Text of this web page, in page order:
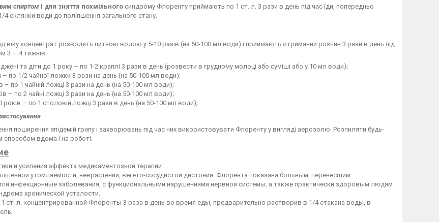
спиртом і для зняття похмільного синдрому Флоренту приймають по 1 ст. л. 3 рази в день під час їди, попередньо
склянки води до поліпшення загального стану.
віку концентрат розводять питною водою у 5-10 разів (на 50-100 мл води) і приймають отриманий розчин 3 рази в день під
3 — 4 тижнів:
та діти до 1 року – по 1-2 краплі 3 рази в день (розвести в грудному молоці або суміші або у 10 мл води);
– по 1/2 чайної ложки 3 рази на день (на 50-100 мл води);
– по 1 чайній ложці 3 рази на день (на 50-100 мл води);
– по 2 чайні ложці 3 рази на день (на 50-100 мл води);
років – по 1 столовій ложці 3 рази в день (на 50-100 мл води);.
поширення епідемій грипу і захворювань під час них використовувати Флоренту у вигляді аерозолю. Розпиляти будь-
способом вдома і на роботі.
и усиления эффекта медикаментозной терапии:
утомляемости, неврастении, вегето-сосудистой дистонии. Флорента показана больным, перенесшим
инфекционные заболевания, с функциональными нарушениями нервной системы, а также практически здоровым людям
хронической усталости.
ст. л. концентрированной Флоренты 3 раза в день во время еды, предварительно растворив в 1/4 стакана воды, в